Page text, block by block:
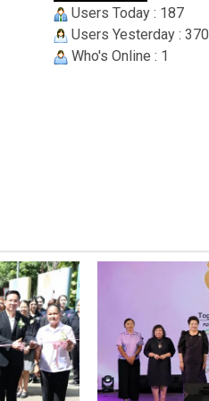
Users Today : 187
Users Yesterday : 370
Who's Online : 1